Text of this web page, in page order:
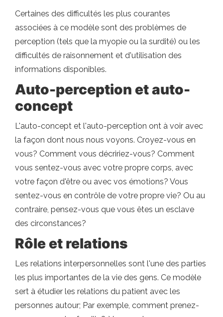
Certaines des difficultés les plus courantes
associées à ce modèle sont des problèmes de
perception (tels que la myopie ou la surdité) ou les
difficultés de raisonnement et d'utilisation des
informations disponibles.
Auto-perception et auto-
concept
L'auto-concept et l'auto-perception ont à voir avec
la façon dont nous nous voyons. Croyez-vous en
vous? Comment vous décririez-vous? Comment
vous sentez-vous avec votre propre corps, avec
votre façon d'être ou avec vos émotions? Vous
sentez-vous en contrôle de votre propre vie? Ou au
contraire, pensez-vous que vous êtes un esclave
des circonstances?
Rôle et relations
Les relations interpersonnelles sont l'une des parties
les plus importantes de la vie des gens. Ce modèle
sert à étudier les relations du patient avec les
personnes autour; Par exemple, comment prenez-